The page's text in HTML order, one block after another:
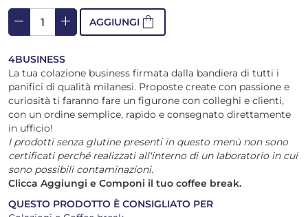
remove add AGGIUNGI shopping_bag
4BUSINESS
La tua colazione business firmata dalla bandiera di tutti i
panifici di qualità milanesi. Proposte create con passione e
curiosità ti faranno fare un figurone con colleghi e clienti,
con un ordine semplice, rapido e consegnato direttamente
in ufficio!
I prodotti senza glutine presenti in questo menù non sono
certificati perché realizzati all'interno di un laboratorio in cui
sono possibili contaminazioni.
Clicca Aggiungi e Componi il tuo coffee break.
QUESTO PRODOTTO È CONSIGLIATO PER